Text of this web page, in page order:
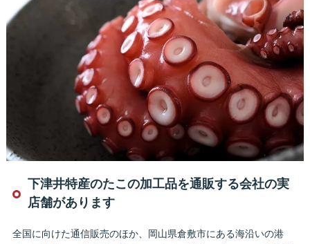
下津井特産のたこの加工品を通販する会社の実
店舗があります
全国に向けた通信販売のほか、岡山県倉敷市にある海沿いの港